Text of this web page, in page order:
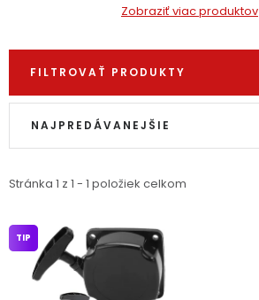
Ochranné pracovné pomôcky
Vianoce
Fotovoltaika
Zobraziť viac produktov
FILTROVAŤ PRODUKTY
Výpis produktov
Stránka 1 z 1 - 1 položiek celkom
Radenie produktov
NAJPREDÁVANEJŠIE
TIP